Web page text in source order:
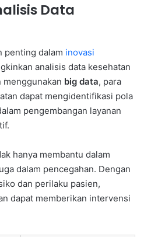
Data
penting dalam inovasi
analisis data kesehatan
menggunakan big data, para
dapat mengidentifikasi pola
pengembangan layanan
hanya membantu dalam
dalam pencegahan. Dengan
dan perilaku pasien,
dapat memberikan intervensi